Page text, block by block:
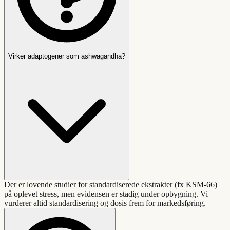
Virker adaptogener som ashwagandha?
Der er lovende studier for standardiserede ekstrakter (fx KSM-66)
på oplevet stress, men evidensen er stadig under opbygning. Vi
vurderer altid standardisering og dosis frem for markedsføring.